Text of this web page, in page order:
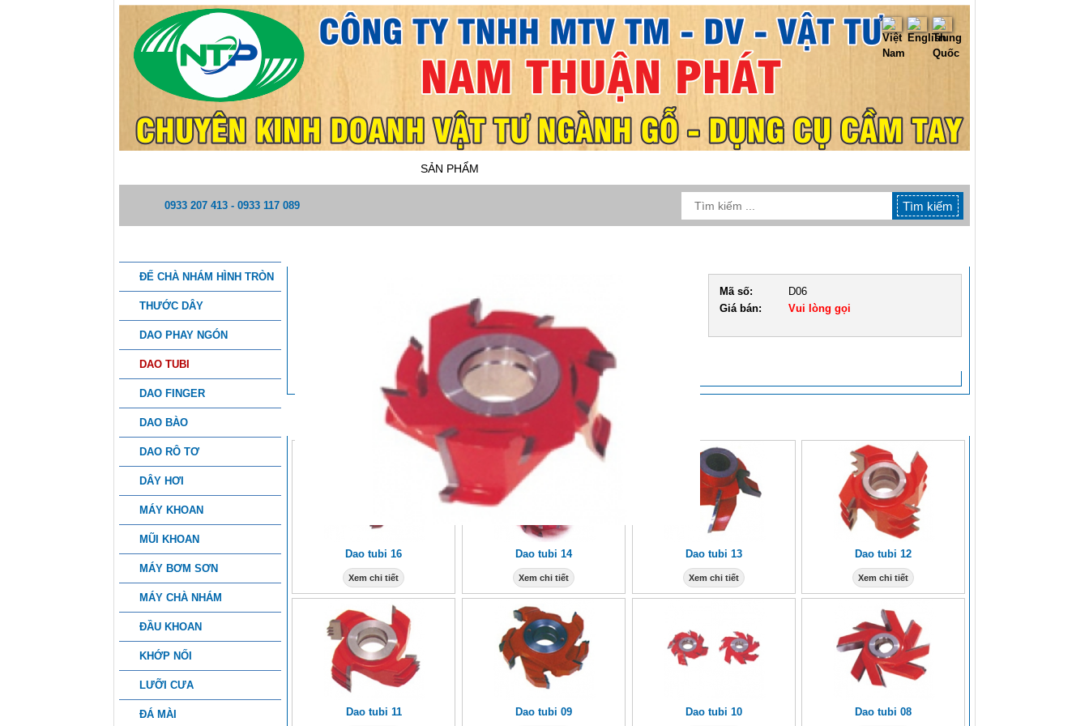
SẢN PHẨM
0933 207 413 - 0933 117 089
ĐẾ CHÀ NHÁM HÌNH TRÒN
THƯỚC DÂY
DAO PHAY NGÓN
DAO TUBI
DAO FINGER
DAO BÀO
DAO RÔ TƠ
DÂY HƠI
MÁY KHOAN
MŨI KHOAN
MÁY BƠM SƠN
MÁY CHÀ NHÁM
ĐẦU KHOAN
KHỚP NỐI
LƯỠI CƯA
ĐÁ MÀI
Mã số:
D06
Giá bán:
Vui lòng gọi
THÔNG TIN CHI TIẾT
SẢN PHẨM KHÁC
Dao tubi 16
Xem chi tiết
Dao tubi 14
Xem chi tiết
Dao tubi 13
Xem chi tiết
Dao tubi 12
Xem chi tiết
Dao tubi 11 Dao tubi 09 Dao tubi 10 Dao tubi 08